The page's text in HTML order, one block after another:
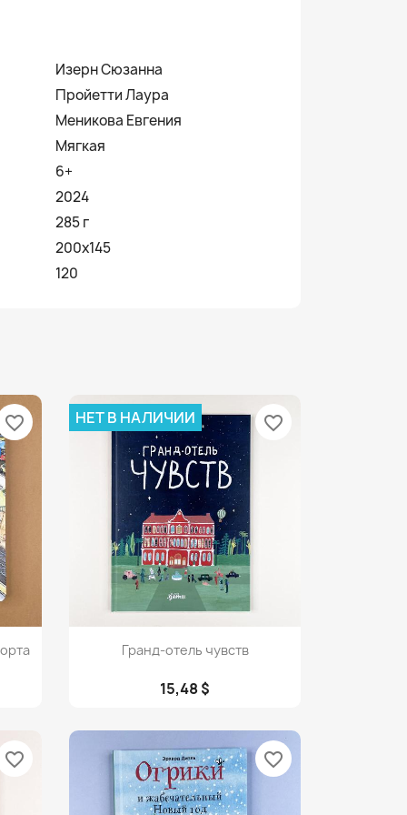
Изерн Сюзанна
Пройетти Лаура
Меникова Евгения
Мягкая
6+
2024
285 г
200х145
120
favorite_border
Просмотр
Гранд-отель чувств
15,48 $
НЕТ В НАЛИЧИИ favorite_border
favorite_border favorite_border